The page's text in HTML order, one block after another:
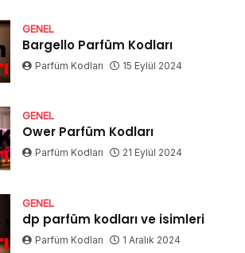
GENEL
Bargello Parfüm Kodları
Parfüm Kodları 15 Eylül 2024
GENEL
Ower Parfüm Kodları
Parfüm Kodları 21 Eylül 2024
GENEL
dp parfüm kodları ve isimleri
Parfüm Kodları 1 Aralık 2024